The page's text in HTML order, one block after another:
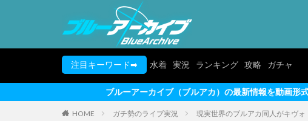
注目キーワード➡ 水着 実況 ランキング 攻略 ガチャ
ブルーアーカイブ（ブルアカ）の最新情報を動画形式でお届けします♪｜
HOME ガチ勢のライブ実況 現実世界のブルアカ同人がキヴォ